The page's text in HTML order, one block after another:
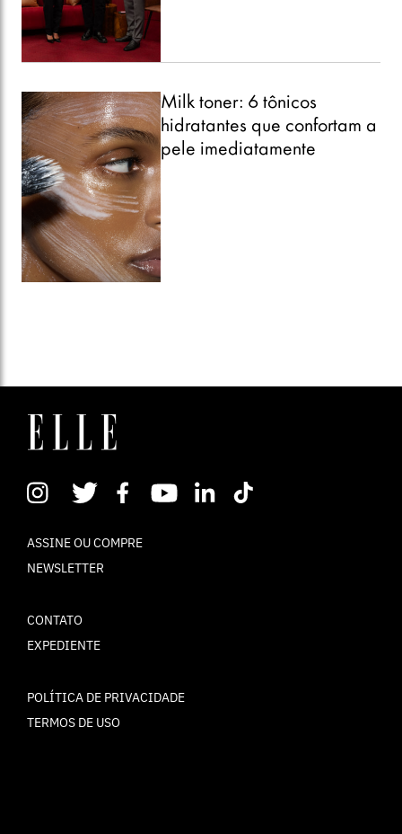
Milk toner: 6 tônicos
hidratantes que confortam a
pele imediatamente
ASSINE OU COMPRE
NEWSLETTER
CONTATO
EXPEDIENTE
POLÍTICA DE PRIVACIDADE
TERMOS DE USO